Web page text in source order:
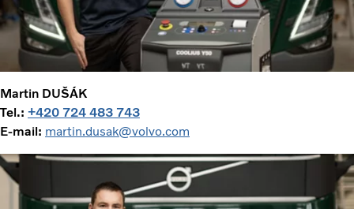
Martin DUŠÁK
Tel.: +420 724 483 743
E-mail: martin.dusak@volvo.com